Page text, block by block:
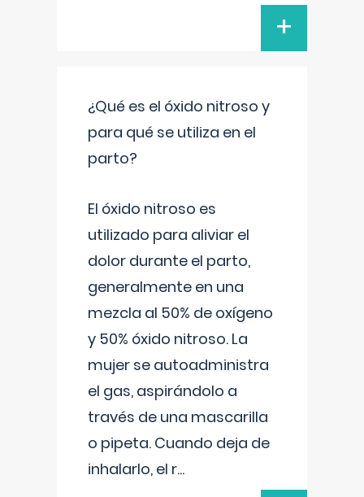
+
¿Qué es el óxido nitroso y
para qué se utiliza en el
parto?
El óxido nitroso es
utilizado para aliviar el
dolor durante el parto,
generalmente en una
mezcla al 50% de oxígeno
y 50% óxido nitroso. La
mujer se autoadministra
el gas, aspirándolo a
través de una mascarilla
o pipeta. Cuando deja de
inhalarlo, el r...